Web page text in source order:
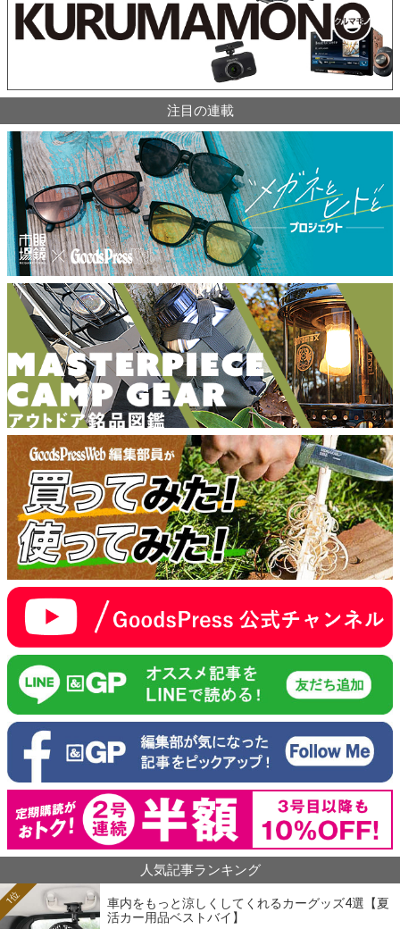
注目の連載
人気記事ランキング
車内をもっと涼しくしてくれるカーグッズ4選【夏
活カー用品ベストバイ】
1位